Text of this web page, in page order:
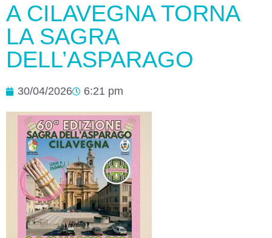
A CILAVEGNA TORNA
LA SAGRA
DELL’ASPARAGO
30/04/2026 6:21 pm